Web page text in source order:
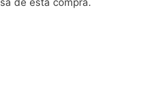
de esta compra.